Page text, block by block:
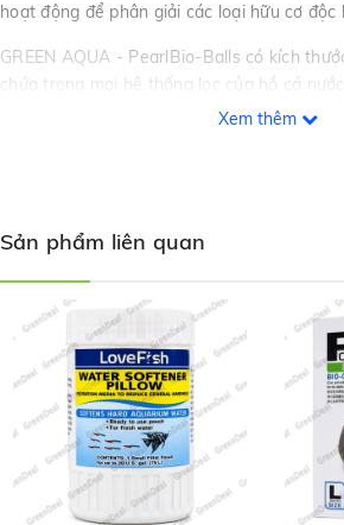
hoạt động để phân giải các loại hữu cơ độc
GREEN AQUA - PearlBio-Balls có kích
chứa trong mọi hệ thống lọc của hồ cá
mặn, đồng thời PearlBio-Balls có chất liệu
Xem thêm
Sản phẩm liên quan